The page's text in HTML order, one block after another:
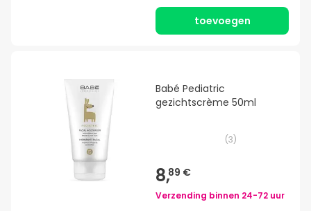
toevoegen
Babé Pediatric
gezichtscrème 50ml
(3)
8,89 €
Verzending binnen 24-72 uur